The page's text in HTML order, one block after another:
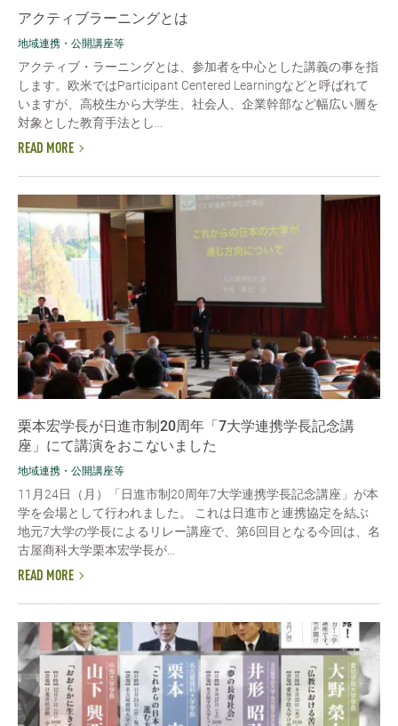
アクティブラーニングとは
地域連携・公開講座等
アクティブ・ラーニングとは、参加者を中心とした講義の事を指
します。欧米ではParticipant Centered Learningなどと呼ばれて
いますが、高校生から大学生、社会人、企業幹部など幅広い層を
対象とした教育手法とし...
READ MORE
栗本宏学長が日進市制20周年「7大学連携学長記念講
座」にて講演をおこないました
地域連携・公開講座等
11月24日（月）「日進市制20周年7大学連携学長記念講座」が本
学を会場として行われました。 これは日進市と連携協定を結ぶ
地元7大学の学長によるリレー講座で、第6回目となる今回は、名
古屋商科大学栗本宏学長が...
READ MORE